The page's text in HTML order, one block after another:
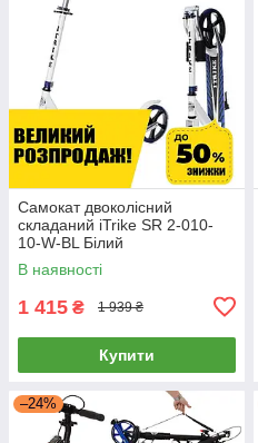
Самокат двоколісний
складаний iTrike SR 2-010-
10-W-BL Білий
В наявності
1 415 ₴ 1 939 ₴
Купити
–24%